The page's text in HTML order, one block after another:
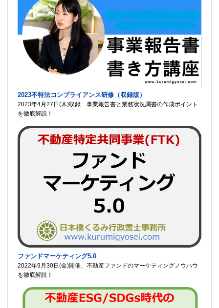
2023不特法コンプライアンス研修（収録版）
2023年4月27日(木)収録…事業報告書と業務状況調書の作成ポイント
を徹底解説！
ファンドマーケティング5.0
2022年9月30日(金)開催、不動産ファンドのマーケティングノウハウ
を徹底解説！